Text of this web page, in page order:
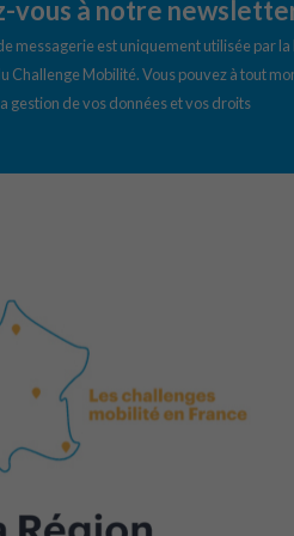
vous à notre
messagerie est uniquement utilisée par
Challenge Mobilité. Vous pouvez à tout
gestion de vos données et vos droits